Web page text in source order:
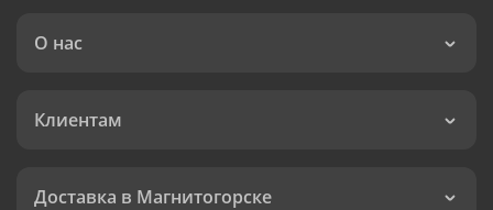
О нас
Клиентам
Доставка в Магнитогорске